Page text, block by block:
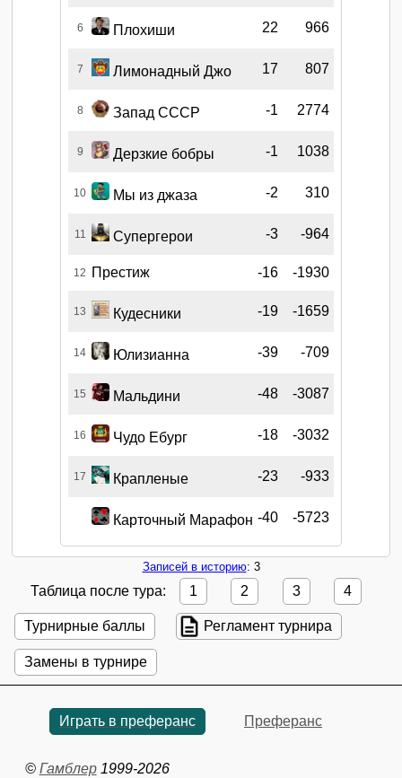
6 Плохиши 22 966
7 Лимонадный Джо 17 807
8 Запад СССР -1 2774
9 Дерзкие бобры -1 1038
10 Мы из джаза -2 310
11 Супергерои -3 -964
12 Престиж -16 -1930
13 Кудесники -19 -1659
14 Юлизианна -39 -709
15 Мальдини -48 -3087
16 Чудо Ебург -18 -3032
17 Крапленые -23 -933
Карточный Марафон -40 -5723
Записей в историю: 3
Таблица после тура: 1 2 3 4
Турнирные баллы Регламент турнира
Замены в турнире
Играть в преферанс Преферанс
© Гамблер1999-2026